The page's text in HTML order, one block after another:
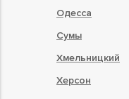
Одесса
Сумы
Хмельницкий
Херсон